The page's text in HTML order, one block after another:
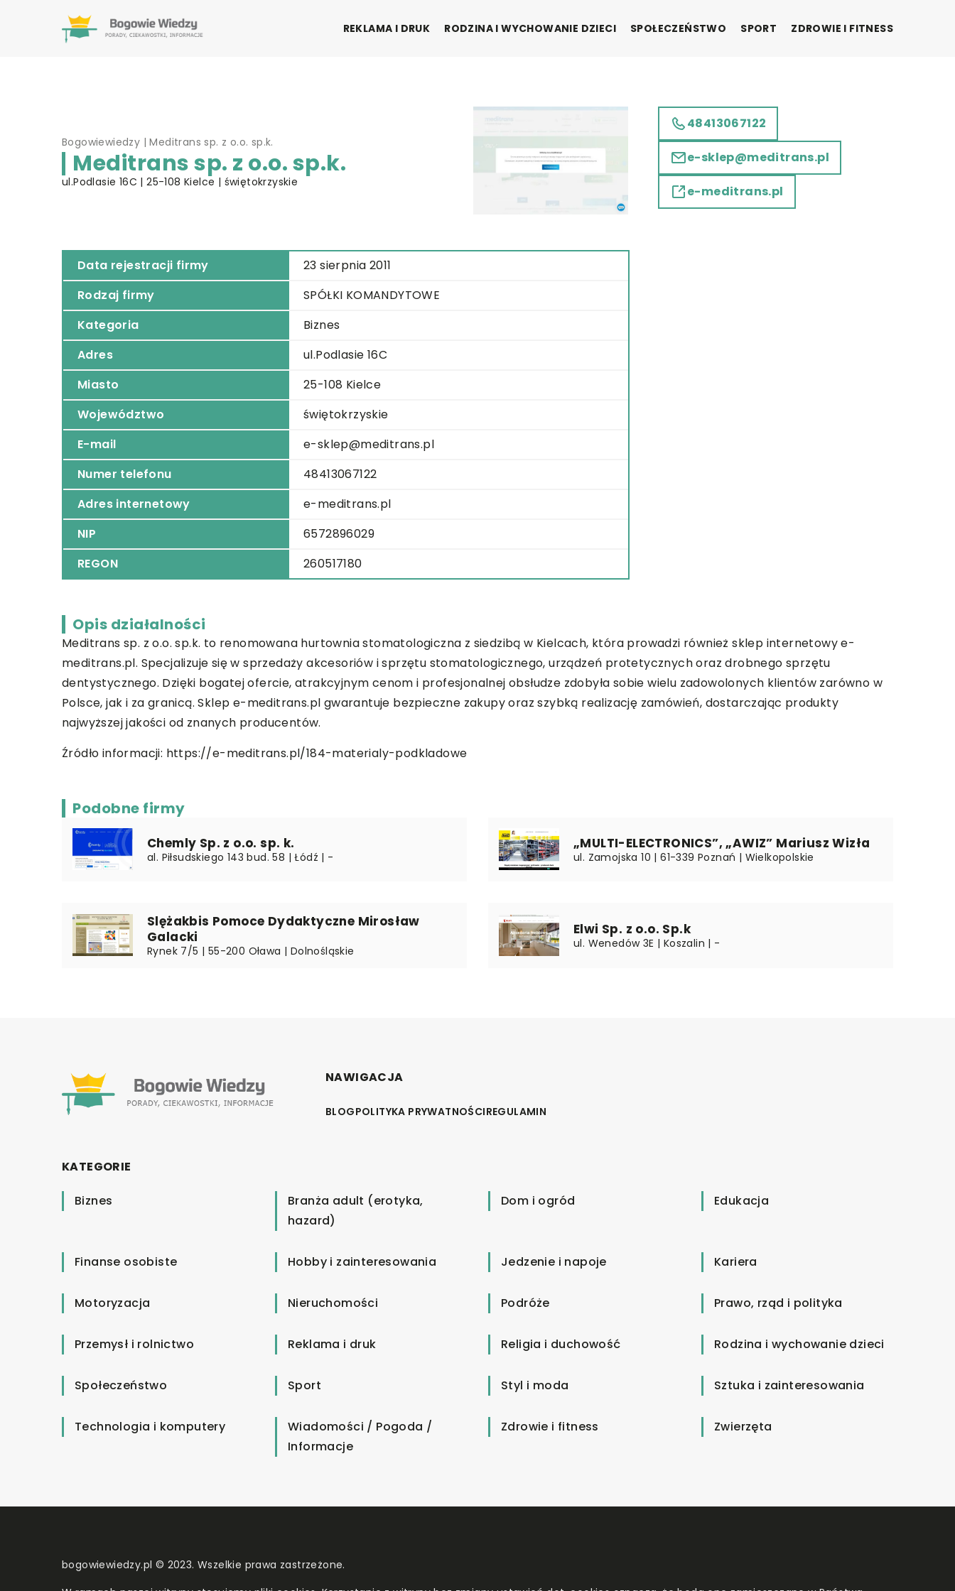
REKLAMA I DRUK RODZINA I WYCHOWANIE DZIECI SPOŁECZEŃSTWO SPORT ZDROWIE I FITNESS
Bogowiewiedzy |Meditrans sp. z o.o. sp.k.
Meditrans sp. z o.o. sp.k.
ul.Podlasie 16C | 25-108 Kielce | świętokrzyskie
Data rejestracji firmy
23 sierpnia 2011
Rodzaj firmy
SPÓŁKI KOMANDYTOWE
Kategoria
Biznes
Adres
ul.Podlasie 16C
Miasto
25-108 Kielce
Województwo
świętokrzyskie
E-mail
e-sklep@meditrans.pl
Numer telefonu
48413067122
Adres internetowy
e-meditrans.pl
NIP
6572896029
REGON
260517180
48413067122
e-sklep@meditrans.pl
e-meditrans.pl
Opis działalności
Meditrans sp. z o.o. sp.k. to renomowana hurtownia stomatologiczna z siedzibą w Kielcach, która prowadzi również sklep internetowy e-
meditrans.pl. Specjalizuje się w sprzedaży akcesoriów i sprzętu stomatologicznego, urządzeń protetycznych oraz drobnego sprzętu
dentystycznego. Dzięki bogatej ofercie, atrakcyjnym cenom i profesjonalnej obsłudze zdobyła sobie wielu zadowolonych klientów zarówno w
Polsce, jak i za granicą. Sklep e-meditrans.pl gwarantuje bezpieczne zakupy oraz szybką realizację zamówień, dostarczając produkty
najwyższej jakości od znanych producentów.
Źródło informacji: https://e-meditrans.pl/184-materialy-podkladowe
Podobne firmy
Chemly Sp. z o.o. sp. k.
al. Piłsudskiego 143 bud. 58 | Łódź | -
„MULTI-ELECTRONICS”, „AWIZ” Mariusz Wizła
ul. Zamojska 10 | 61-339 Poznań | Wielkopolskie
Slężakbis Pomoce Dydaktyczne Mirosław
Galacki
Rynek 7/5 | 55-200 Oława | Dolnośląskie
Elwi Sp. z o.o. Sp.k
ul. Wenedów 3E | Koszalin | -
NAWIGACJA
BLOGPOLITYKA PRYWATNOŚCIREGULAMIN
KATEGORIE
Biznes
Branża adult (erotyka,
hazard)
Dom i ogród Edukacja
Finanse osobiste Hobby i zainteresowania Jedzenie i napoje Kariera
Motoryzacja Nieruchomości Podróże Prawo, rząd i polityka
Przemysł i rolnictwo Reklama i druk Religia i duchowość Rodzina i wychowanie dzieci
Społeczeństwo Sport Styl i moda Sztuka i zainteresowania
Technologia i komputery
Wiadomości / Pogoda /
Informacje
Zdrowie i fitness Zwierzęta
bogowiewiedzy.pl © 2023. Wszelkie prawa zastrzeżone.